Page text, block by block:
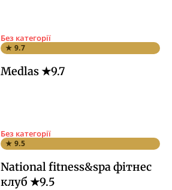
Без категорії
★ 9.7
Medlas ★9.7
Без категорії
★ 9.5
National fitness&spa фітнес
клуб ★9.5